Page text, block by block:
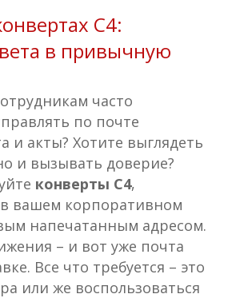
С4:
в привычную
часто
по почте
и акты? Хотите выглядеть
и вызывать доверие?
конверты С4,
вашем корпоративном
напечатанным адресом.
– и вот уже почта
Все что требуется – это
или же воспользоваться